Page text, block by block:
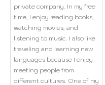
private company. In my free
time, I enjoy reading books,
watching movies, and
listening to music. I also like
traveling and learning new
languages because I enjoy
meeting people from
different cultures. One of my